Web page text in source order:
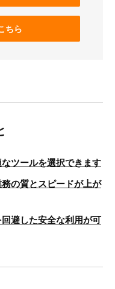
ちら
ツールを選択できます
の質とスピードが上が
避した安全な利用が可